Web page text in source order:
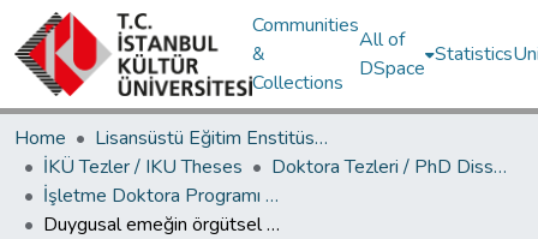
Communities
&
Collections
All of
DSpace
Statistics
Home
Lisansüstü Eğitim Enstitüsü / Postgraduate Education Institute
İKÜ Tezler / IKU Theses
Doktora Tezleri / PhD Dissertations
İşletme Doktora Programı / Business Administration PhD Program
Duygusal emeğin örgütsel vatandaşlık üzerindeki etkisinde örgütsel yaşamda yalnızlığın aracı rolü: Bir araştırma